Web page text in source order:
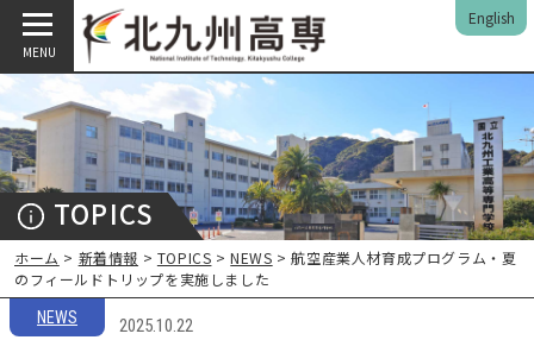
MENU
English
TOPICS
ホーム > 新着情報 > TOPICS >NEWS > 航空産業人材育成プログラム・夏
のフィールドトリップを実施しました
NEWS 2025.10.22